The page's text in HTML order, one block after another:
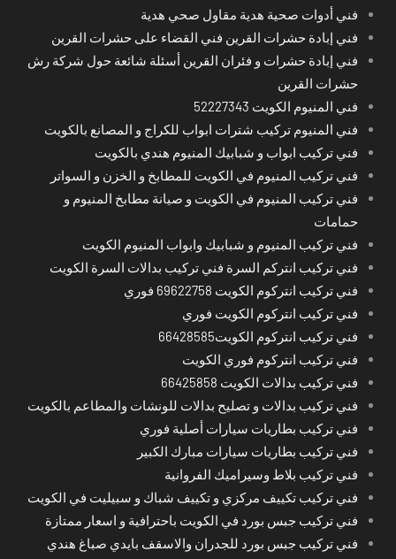
فني أدوات صحية هدية مقاول صحي هدية
فني إبادة حشرات القرين فني القضاء على حشرات القرين
فني إبادة حشرات و فئران القرين أسئلة شائعة حول شركة رش
حشرات القرين
فني المنيوم الكويت 52227343
فني المنيوم تركيب شترات ابواب للكراج و المصانع بالكويت
فني تركيب ابواب و شبابيك المنيوم هندي بالكويت
فني تركيب المنيوم في الكويت للمطابخ و الخزن و السواتر
فني تركيب المنيوم في الكويت و صيانة مطابخ المنيوم و
حمامات
فني تركيب المنيوم و شبابيك وابواب المنيوم الكويت
فني تركيب انتركم السرة فني تركيب بدالات السرة الكويت
فني تركيب انتركوم الكويت 69622758 فوري
فني تركيب انتركوم الكويت فوري
فني تركيب انتركوم الكويت66428585
فني تركيب انتركوم فوري الكويت
فني تركيب بدالات الكويت 66425858
فني تركيب بدالات و تصليح بدالات للونشات والمطاعم بالكويت
فني تركيب بطاريات سيارات أصلية فوري
فني تركيب بطاريات سيارات مبارك الكبير
فني تركيب بلاط وسيراميك الفروانية
فني تركيب تكييف مركزي و تكييف شباك و سبيليت في الكويت
فني تركيب جبس بورد في الكويت باحترافية و اسعار ممتازة
فني تركيب جبس بورد للجدران والاسقف بايدي صباغ هندي